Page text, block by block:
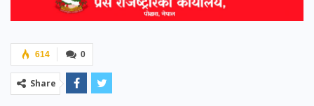
0
614
Share